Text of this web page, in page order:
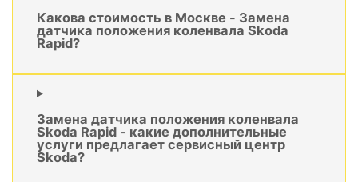
Какова стоимость в Москве - Замена
датчика положения коленвала Skoda
Rapid?
Замена датчика положения коленвала
Skoda Rapid - какие дополнительные
услуги предлагает сервисный центр
Skoda?